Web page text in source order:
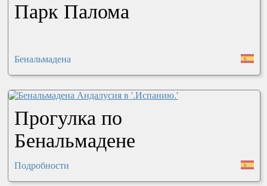
Парк Палома
Бенальмадена
Прогулка по
Бенальмадене
Подробности